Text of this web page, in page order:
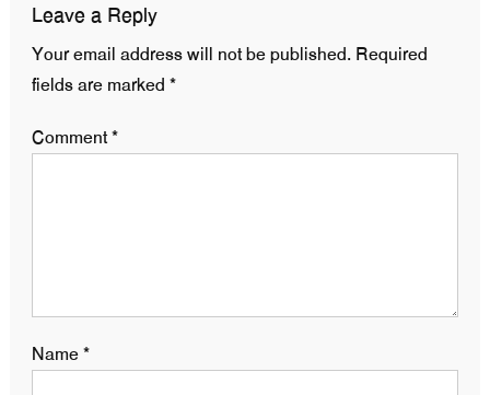
Leave a Reply
Your email address will not be published. Required
fields are marked *
Comment*
Name*